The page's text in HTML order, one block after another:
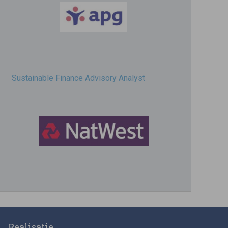
Sustainable Finance Advisory Analyst
Director, Impact Investing